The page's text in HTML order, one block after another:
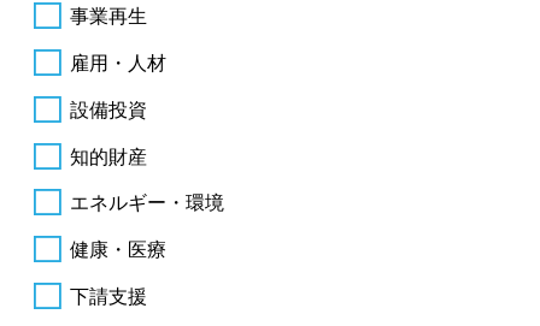
事業再生
雇用・人材
設備投資
知的財産
エネルギー・環境
健康・医療
下請支援